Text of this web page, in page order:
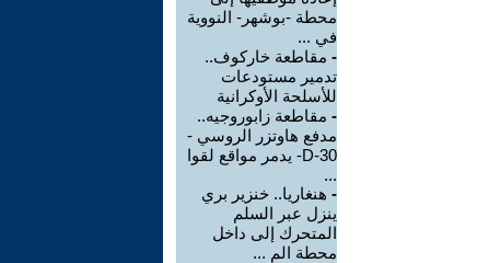
محطة -بوشهر- النووية
في ...
- مقاطعة خاركوف..
تدمير مستودعات
للأسلحة الأوكرانية
- مقاطعة زابوروجيه..
مدفع هاوتزر الروسي -
D-30- يدمر مواقع لقوا
...
- هنغاريا.. خنزير بري
ينزل عبر السلم
المتحرك إلى داخل
محطة الم ...